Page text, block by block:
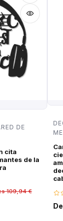
DE
cita
de la
109,94 €